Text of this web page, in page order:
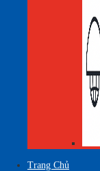
Trang Chủ